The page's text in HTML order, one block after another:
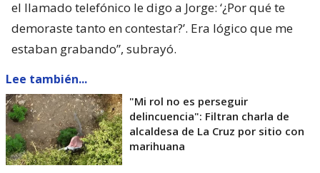
el llamado telefónico le digo a Jorge: ‘¿Por qué te
demoraste tanto en contestar?’. Era lógico que me
estaban grabando”, subrayó.
Lee también...
"Mi rol no es perseguir
delincuencia": Filtran charla de
alcaldesa de La Cruz por sitio con
marihuana